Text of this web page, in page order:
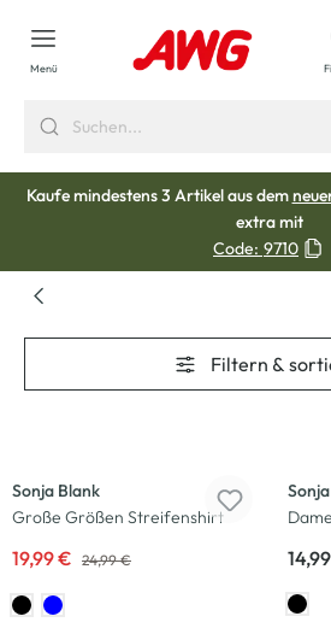
springen
Menü
Kaufe mindestens 3 Artikel aus dem
extra mit
Code: 9710
Filtern &
Sonja Blank
Große Größen Streifenshirt
19,99 € 24,99 €